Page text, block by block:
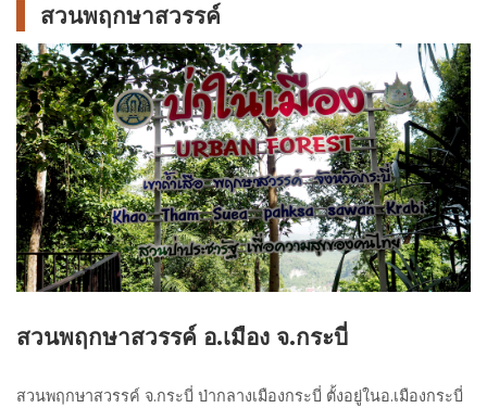
สวนพฤกษาสวรรค์
สวนพฤกษาสวรรค์ อ.เมือง จ.กระบี่
สวนพฤกษาสวรรค์ จ.กระบี่ ป่ากลางเมืองกระบี่ ตั้งอยู่ในอ.เมืองกระบี่